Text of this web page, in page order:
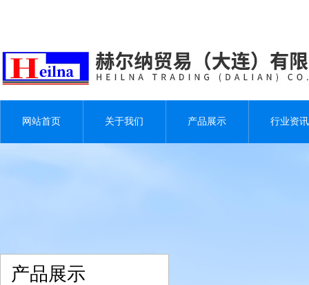
网站首页 关于我们 产品展示 行业资讯
产品展示